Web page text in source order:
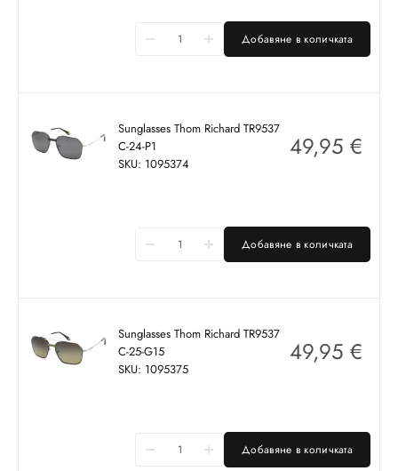
Добавяне в количката
Sunglasses Thom Richard TR9537
C-24-P1
SKU: 1095374
49,95 €
Добавяне в количката
Sunglasses Thom Richard TR9537
C-25-G15
SKU: 1095375
49,95 €
Добавяне в количката